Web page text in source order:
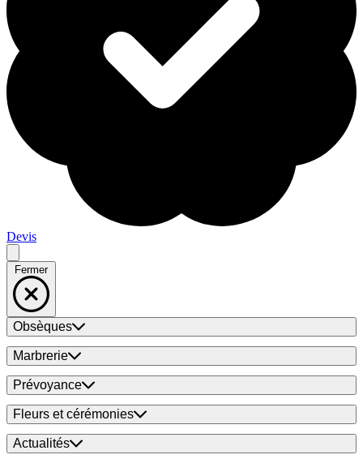
Devis
Fermer
Obsèques
Marbrerie
Prévoyance
Fleurs et cérémonies
Actualités